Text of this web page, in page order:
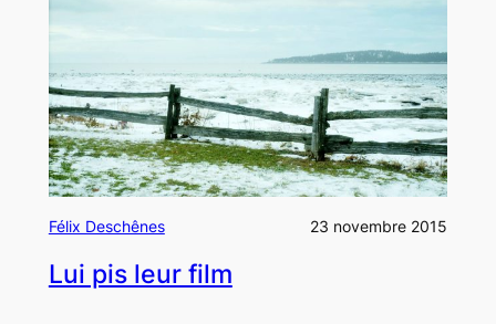
Félix Deschênes 23 novembre 2015
Lui pis leur film